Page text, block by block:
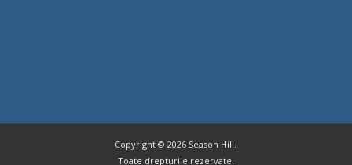
Copyright ©2026 Season Hill.
Toate drepturile rezervate.